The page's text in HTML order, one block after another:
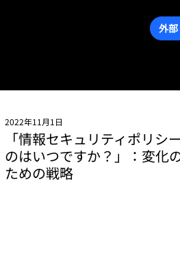
外
「情報セキュリティポリシ
のはいつですか？」：変化
ための戦略
2022年11月1日